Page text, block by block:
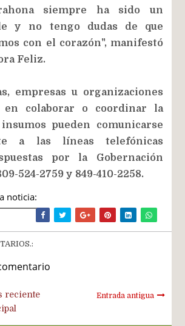
siempre ha sido un
y no tengo dudas de que
con el corazón", manifestó
Feliz.
empresas u organizaciones
en colaborar o coordinar la
pueden comunicarse
a las líneas telefónicas
por la Gobernación
524-2759 y 849-410-2258.
noticia:
reciente Entrada antigua